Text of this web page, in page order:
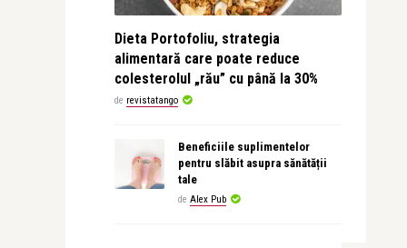
Dieta Portofoliu, strategia
alimentară care poate reduce
colesterolul „rău” cu până la 30%
de revistatango
Beneficiile suplimentelor
pentru slăbit asupra sănătății
tale
de Alex Pub